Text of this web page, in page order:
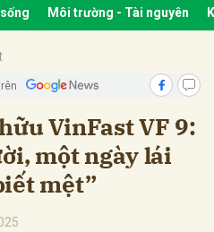
Môi trường - Tài nguyên
VinFast VF 9:
một ngày lái
mệt”
Hủy